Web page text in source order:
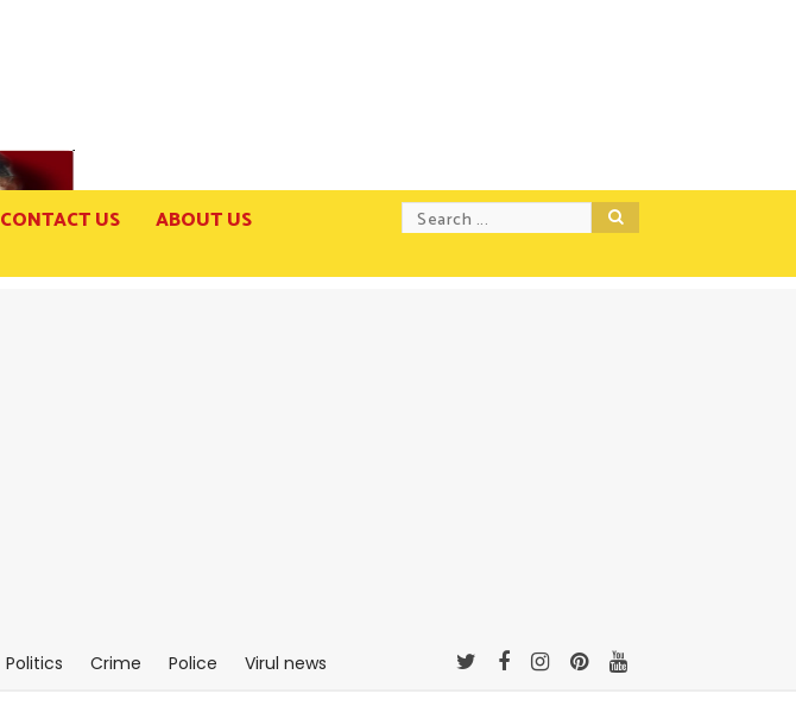
CONTACT US
ABOUT US
Politics Crime Police Virul news